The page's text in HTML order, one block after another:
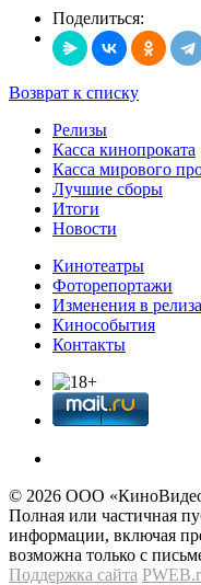
Поделиться:
Возврат к списку
Релизы
Касса кинопроката
Касса мирового
Лучшие сборы
Итоги
Новости
Кинотеатры
Фоторепортажи
Изменения в
Кинособытия
Контакты
© 2026 OOО
Полная или частичная
информации, включая
возможна только с
Поддержка сайта